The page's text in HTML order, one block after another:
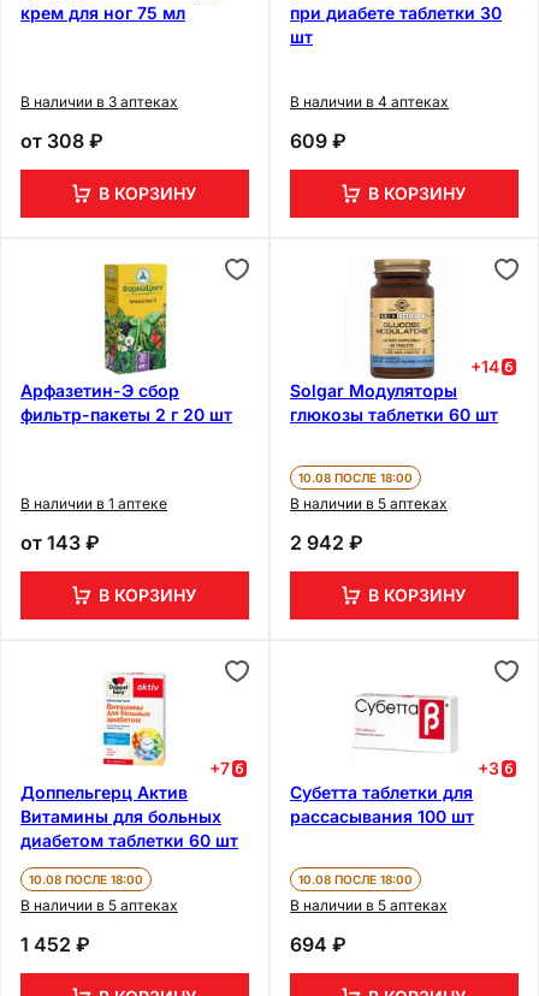
крем для ног 75 мл
В наличии в 3 аптеках
от 308 ₽
В КОРЗИНУ
при диабете таблетки 30
шт
В наличии в 4 аптеках
609 ₽
В КОРЗИНУ
Арфазетин-Э сбор
фильтр-пакеты 2 г 20 шт
В наличии в 1 аптеке
от 143 ₽
В КОРЗИНУ
+14
Solgar Модуляторы
глюкозы таблетки 60 шт
10.08 ПОСЛЕ 18:00
В наличии в 5 аптеках
2 942 ₽
В КОРЗИНУ
+7
Доппельгерц Актив
Витамины для больных
диабетом таблетки 60 шт
10.08 ПОСЛЕ 18:00
В наличии в 5 аптеках
1 452 ₽
+3
Субетта таблетки для
рассасывания 100 шт
10.08 ПОСЛЕ 18:00
В наличии в 5 аптеках
694 ₽